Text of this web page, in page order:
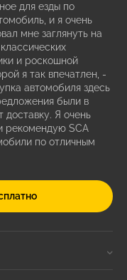
для езды по
и я очень
мне заглянуть на
и роскошной
я так впечатлен, -
автомобиля здесь
были в
Я очень
рекомендую SCA
по отличным